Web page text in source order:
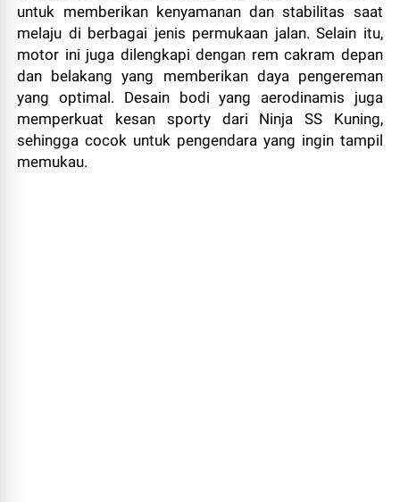
untuk memberikan kenyamanan dan stabilitas saat
melaju di berbagai jenis permukaan jalan. Selain itu,
motor ini juga dilengkapi dengan rem cakram depan
dan belakang yang memberikan daya pengereman
yang optimal. Desain bodi yang aerodinamis juga
memperkuat kesan sporty dari Ninja SS Kuning,
sehingga cocok untuk pengendara yang ingin tampil
memukau.